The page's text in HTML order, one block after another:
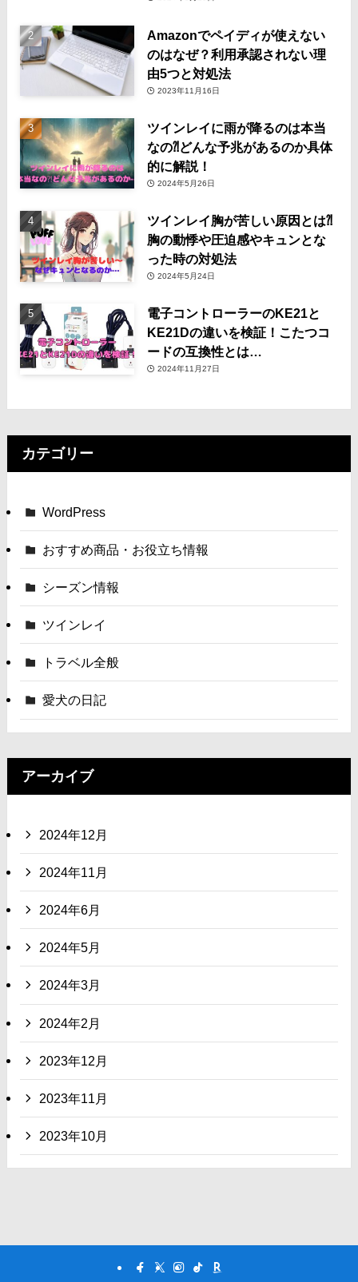
Amazonでペイディが使えない
のはなぜ？利用承認されない理
由5つと対処法
2023年11月16日
ツインレイに雨が降るのは本当
なの⁈どんな予兆があるのか具体
的に解説！
2024年5月26日
ツインレイ胸が苦しい原因とは⁈
胸の動悸や圧迫感やキュンとな
った時の対処法
2024年5月24日
電子コントローラーのKE21と
KE21Dの違いを検証！こたつコ
ードの互換性とは…
2024年11月27日
カテゴリー
WordPress
おすすめ商品・お役立ち情報
シーズン情報
ツインレイ
トラベル全般
愛犬の日記
アーカイブ
2024年12月
2024年11月
2024年6月
2024年5月
2024年3月
2024年2月
2023年12月
2023年11月
2023年10月